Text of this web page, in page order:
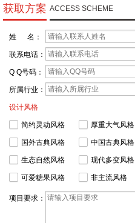
获取方案 ACCESS SCHEME
姓 名：
联系电话：
Q Q号码：
所属行业：
设计风格
简约灵动风格 厚重大气风格
国外古典风格 中国古典风格
生态自然风格 现代多变风格
可爱糖果风格 非主流风格
项目要求：